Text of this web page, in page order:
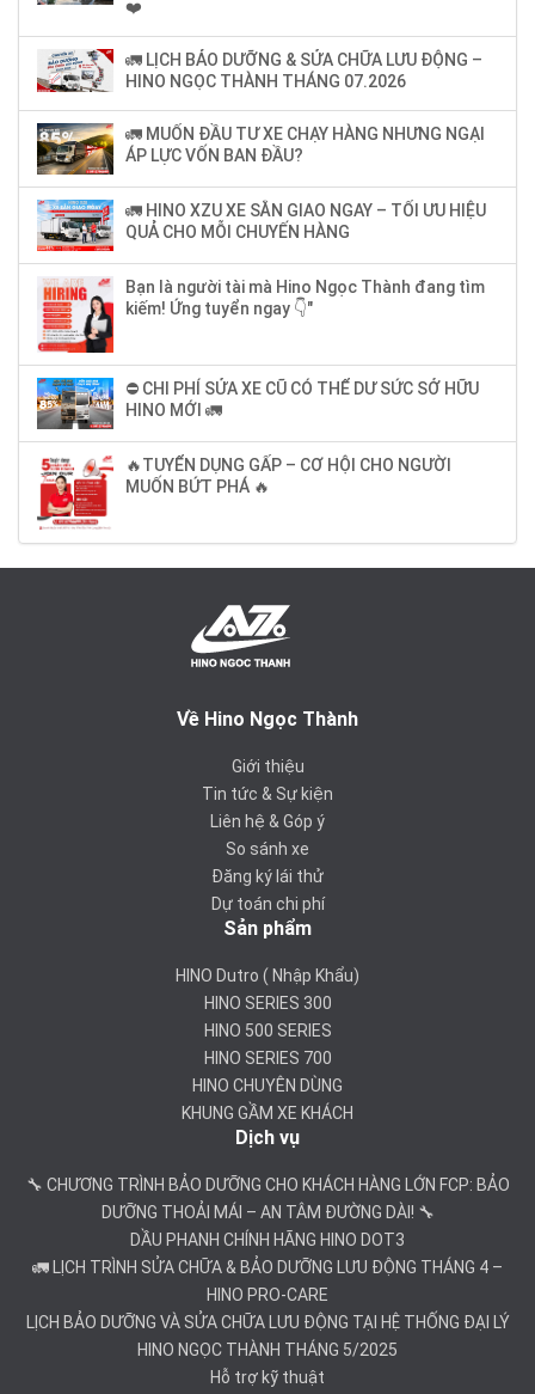
❤️
🚛 LỊCH BẢO DƯỠNG & SỬA CHỮA LƯU ĐỘNG –
HINO NGỌC THÀNH THÁNG 07.2026
🚛 MUỐN ĐẦU TƯ XE CHẠY HÀNG NHƯNG NGẠI
ÁP LỰC VỐN BAN ĐẦU?
🚛 HINO XZU XE SẴN GIAO NGAY – TỐI ƯU HIỆU
QUẢ CHO MỖI CHUYẾN HÀNG
Bạn là người tài mà Hino Ngọc Thành đang tìm
kiếm! Ứng tuyển ngay 👇"
⛔ CHI PHÍ SỬA XE CŨ CÓ THỂ DƯ SỨC SỞ HỮU
HINO MỚI 🚛
🔥TUYỂN DỤNG GẤP – CƠ HỘI CHO NGƯỜI
MUỐN BỨT PHÁ 🔥
Về Hino Ngọc Thành
Giới thiệu
Tin tức & Sự kiện
Liên hệ & Góp ý
So sánh xe
Đăng ký lái thử
Dự toán chi phí
Sản phẩm
HINO Dutro ( Nhập Khẩu)
HINO SERIES 300
HINO 500 SERIES
HINO SERIES 700
HINO CHUYÊN DÙNG
KHUNG GẦM XE KHÁCH
Dịch vụ
🔧 CHƯƠNG TRÌNH BẢO DƯỠNG CHO KHÁCH HÀNG LỚN FCP: BẢO
DƯỠNG THOẢI MÁI – AN TÂM ĐƯỜNG DÀI! 🔧
DẦU PHANH CHÍNH HÃNG HINO DOT3
🚛 LỊCH TRÌNH SỬA CHỮA & BẢO DƯỠNG LƯU ĐỘNG THÁNG 4 –
HINO PRO-CARE
LỊCH BẢO DƯỠNG VÀ SỬA CHỮA LƯU ĐỘNG TẠI HỆ THỐNG ĐẠI LÝ
HINO NGỌC THÀNH THÁNG 5/2025
Hỗ trợ kỹ thuật